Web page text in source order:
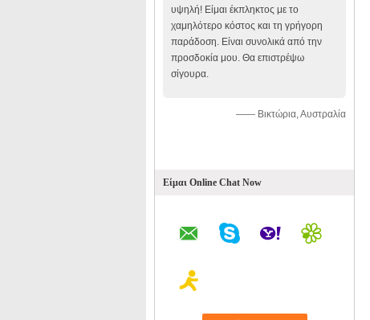
υψηλή! Είμαι έκπληκτος με το
χαμηλότερο κόστος και τη γρήγορη
παράδοση. Είναι συνολικά από την
προσδοκία μου. Θα επιστρέψω
σίγουρα.
—— Βικτώρια, Αυστραλία
Είμαι Online Chat Now